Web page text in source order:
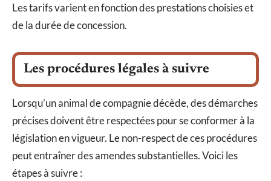
Les tarifs varient en fonction des prestations choisies et
de la durée de concession.
Les procédures légales à suivre
Lorsqu’un animal de compagnie décède, des démarches
précises doivent être respectées pour se conformer à la
législation en vigueur. Le non-respect de ces procédures
peut entraîner des amendes substantielles. Voici les
étapes à suivre :